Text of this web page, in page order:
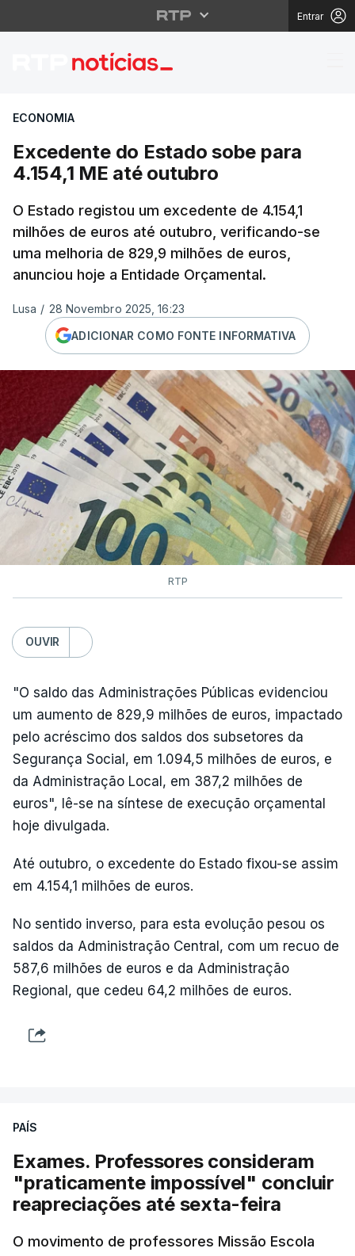
Entrar
Excedente do Estado
ECONOMIA
Excedente do Estado sobe para
4.154,1 ME até outubro
O Estado registou um excedente de 4.154,1
milhões de euros até outubro, verificando-se
uma melhoria de 829,9 milhões de euros,
anunciou hoje a Entidade Orçamental.
Lusa / 28 Novembro 2025, 16:23
ADICIONAR COMO FONTE INFORMATIVA
RTP
OUVIR
"O saldo das Administrações Públicas evidenciou
um aumento de 829,9 milhões de euros, impactado
pelo acréscimo dos saldos dos subsetores da
Segurança Social, em 1.094,5 milhões de euros, e
da Administração Local, em 387,2 milhões de
euros", lê-se na síntese de execução orçamental
hoje divulgada.
Até outubro, o excedente do Estado fixou-se assim
em 4.154,1 milhões de euros.
No sentido inverso, para esta evolução pesou os
saldos da Administração Central, com um recuo de
587,6 milhões de euros e da Administração
Regional, que cedeu 64,2 milhões de euros.
PAÍS
Exames. Professores consideram
"praticamente impossível" concluir
reapreciações até sexta-feira
O movimento de professores Missão Escola